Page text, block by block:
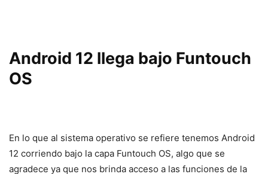
Android 12 llega bajo Funtouch
OS
En lo que al sistema operativo se refiere tenemos Android
12 corriendo bajo la capa Funtouch OS, algo que se
agradece ya que nos brinda acceso a las funciones de la